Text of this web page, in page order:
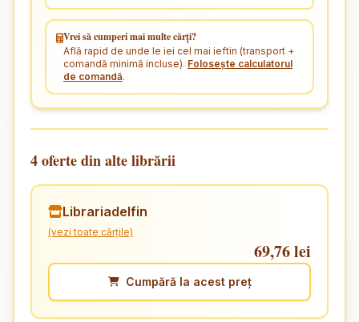
Vrei să cumperi mai multe cărți?
Află rapid de unde le iei cel mai ieftin (transport +
comandă minimă incluse). Folosește calculatorul
de comandă.
4 oferte din alte librării
Librariadelfin
(vezi toate cărțile)
69,76 lei
Cumpără la acest preț